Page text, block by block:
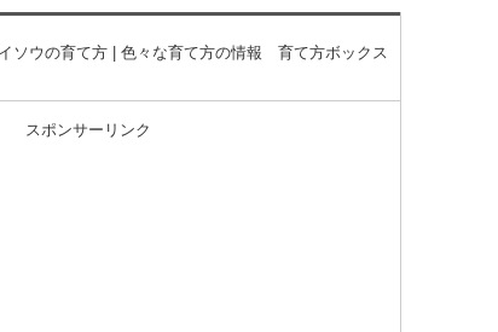
ソウの育て方 | 色々な育て方の情報 育て方ボックス
スポンサーリンク